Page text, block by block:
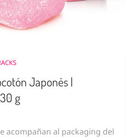
Japonés |
g
acompañan al packaging del